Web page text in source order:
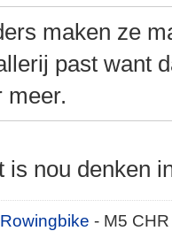
maken ze
past want
meer.
is nou denken
- M5